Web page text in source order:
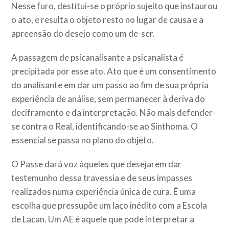
Nesse furo, destitui-se o próprio sujeito que instaurou
o ato, e resulta o objeto resto no lugar de causa e a
apreensão do desejo como um de-ser.
A passagem de psicanalisante a psicanalista é
precipitada por esse ato. Ato que é um consentimento
do analisante em dar um passo ao fim de sua própria
experiência de análise, sem permanecer à deriva do
deciframento e da interpretação. Não mais defender-
se contra o Real, identificando-se ao Sinthoma. O
essencial se passa no plano do objeto.
O Passe dará voz àqueles que desejarem dar
testemunho dessa travessia e de seus impasses
realizados numa experiência única de cura. É uma
escolha que pressupõe um laço inédito com a Escola
de Lacan. Um AE é aquele que pode interpretar a